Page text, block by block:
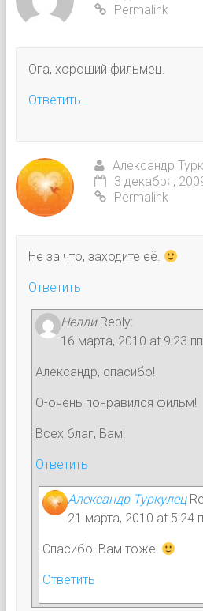
Permalink
Ога, хороший фильмец.
Ответить
Александр
3 декабря,
Permalink
Не за что, заходите её.
Ответить
НеллиReply:
16 марта, 2010 at 9:23 пп
Александр, спасибо!
О-очень понравился фильм!
Всех благ, Вам!
Ответить
Александр Туркулец
21 марта, 2010 at 5:24
Спасибо! Вам тоже!
Ответить